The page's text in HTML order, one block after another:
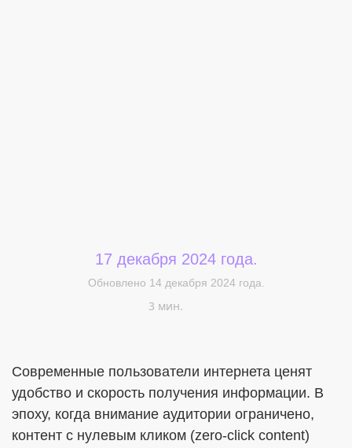
17 декабря 2024 года.
Обновлено 14 декабря 2024 года.
3 мин.
Современные пользователи интернета ценят
удобство и скорость получения информации. В
эпоху, когда внимание аудитории ограничено,
контент с нулевым кликом (zero-click content)